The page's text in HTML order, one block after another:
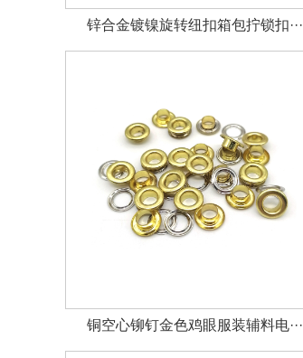
锌合金镀镍旋转纽扣箱包拧锁扣···
铜空心铆钉金色鸡眼服装辅料电···